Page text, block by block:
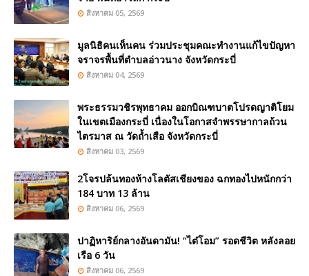
สิงหาคม 05, 2569
มูลนิธิคนเห็นคน ร่วมประชุมคณะทำงานแก้ไขปัญหา
จราจรพื้นที่ตำบลอ่าวนาง จังหวัดกระบี่
สิงหาคม 04, 2569
พระธรรมวชิรพุทธาคม ออกบิณฑบาตโปรดญาติโยม
ในเขตเมืองกระบี่ เนื่องในโอกาสจำพรรษากาลถ้วน
ไตรมาส ณ วัดถ้ำเสือ จังหวัดกระบี่
สิงหาคม 03, 2569
2โจรปล้นทองห้างโลตัสเชียงของ ฉกทองไปหนักกว่า
184 บาท 13 ล้าน
สิงหาคม 06, 2569
ปาฏิหาริย์กลางอันดามัน! “ไต๋โอม” รอดชีวิต หลังลอย
เรือ 6 วัน
สิงหาคม 06, 2569